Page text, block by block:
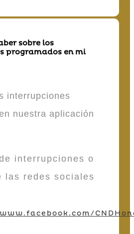
sobre los
programados en mi
interrupciones
nuestra aplicación
o
las redes sociales